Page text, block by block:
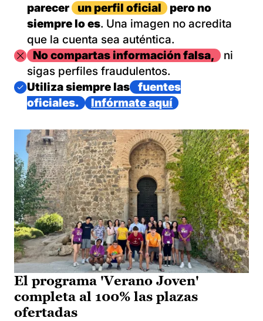
parecer
un perfil oficial
pero no
siempre lo es. Una imagen no acredita
que la cuenta sea auténtica.
ImagenNo compartas información falsa,
ni
sigas perfiles fraudulentos.
Imagen
Utiliza siempre las
fuentes
oficiales.
Infórmate aquí
El programa 'Verano Joven'
completa al 100% las plazas
ofertadas